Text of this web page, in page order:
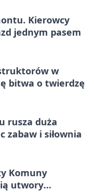
Kierowcy
jednym pasem
w
bitwa o twierdzę
rusza duża
zabaw i siłownia
Komuny
utwory